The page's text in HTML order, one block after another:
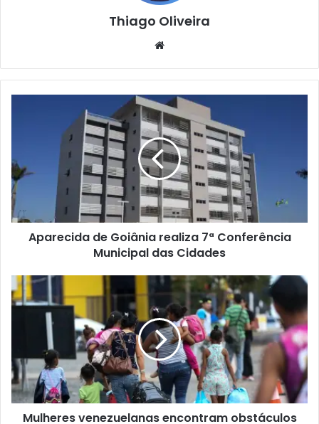
Thiago Oliveira
Aparecida de Goiânia realiza 7ª Conferência
Municipal das Cidades
Mulheres venezuelanas encontram obstáculos